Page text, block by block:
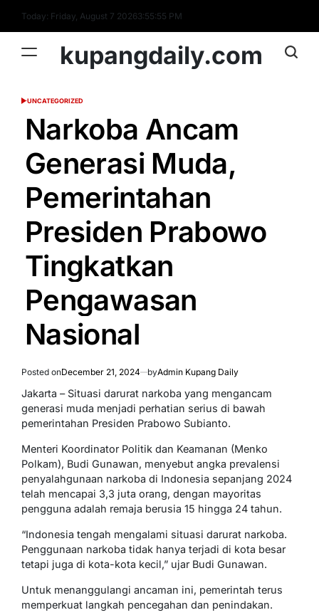
content
Today: Friday, August 7 20263:55:56 PM
kupangdaily.com
POSTED
UNCATEGORIZED
Narkoba Ancam
Generasi Muda,
Pemerintahan
Presiden Prabowo
Tingkatkan
Pengawasan
Nasional
Posted onDecember 21, 2024 byAdmin Kupang Daily
Jakarta – Situasi darurat narkoba yang mengancam
generasi muda menjadi perhatian serius di bawah
pemerintahan Presiden Prabowo Subianto.
Menteri Koordinator Politik dan Keamanan (Menko
Polkam), Budi Gunawan, menyebut angka prevalensi
penyalahgunaan narkoba di Indonesia sepanjang 2024
telah mencapai 3,3 juta orang, dengan mayoritas
pengguna adalah remaja berusia 15 hingga 24 tahun.
“Indonesia tengah mengalami situasi darurat narkoba.
Penggunaan narkoba tidak hanya terjadi di kota besar
tetapi juga di kota-kota kecil,” ujar Budi Gunawan.
Untuk menanggulangi ancaman ini, pemerintah terus
memperkuat langkah pencegahan dan penindakan.